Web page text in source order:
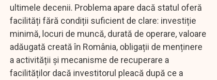
ultimele decenii. Problema apare dacă statul oferă
facilități fără condiții suficient de clare: investiție
minimă, locuri de muncă, durată de operare, valoare
adăugată creată în România, obligații de menținere
a activității și mecanisme de recuperare a
facilităților dacă investitorul pleacă după ce a